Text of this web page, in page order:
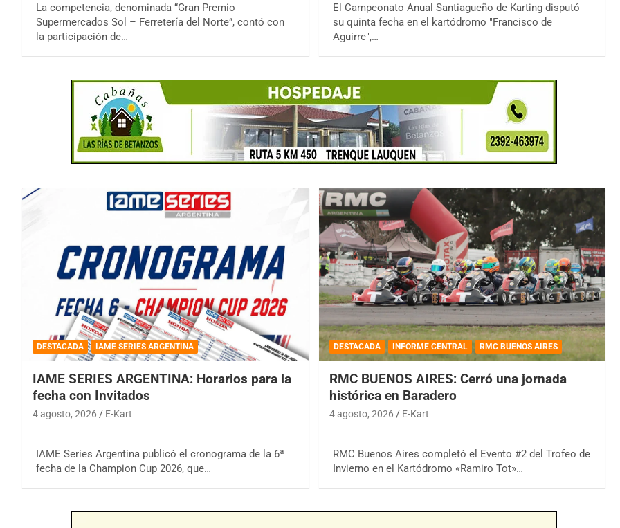
La competencia, denominada “Gran Premio
Supermercados Sol – Ferretería del Norte”, contó con
la participación de…
El Campeonato Anual Santiagueño de Karting disputó
su quinta fecha en el kartódromo "Francisco de
Aguirre",…
DESTACADA IAME SERIES ARGENTINA
IAME SERIES ARGENTINA: Horarios para la
fecha con Invitados
4 agosto, 2026 E-Kart
IAME Series Argentina publicó el cronograma de la 6ª
fecha de la Champion Cup 2026, que…
DESTACADA INFORME CENTRAL RMC BUENOS AIRES
RMC BUENOS AIRES: Cerró una jornada
histórica en Baradero
4 agosto, 2026 E-Kart
RMC Buenos Aires completó el Evento #2 del Trofeo de
Invierno en el Kartódromo «Ramiro Tot»…